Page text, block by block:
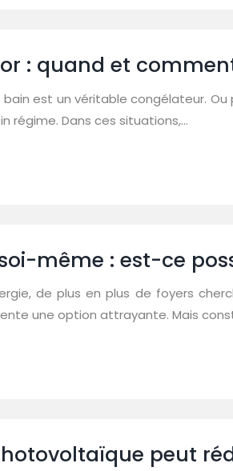
: quand et
bain est un véritable congélateur.
régime. Dans ces situations,…
même : est-ce
de plus en plus de foyers
une option attrayante. Mais
peut